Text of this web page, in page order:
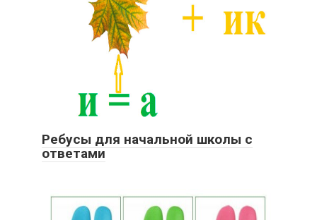
Ребусы для начальной школы с
ответами